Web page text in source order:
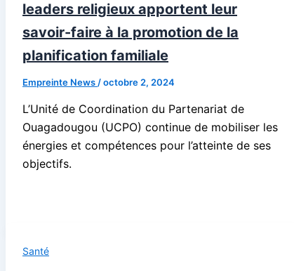
leaders religieux apportent leur
savoir-faire à la promotion de la
planification familiale
Empreinte News/octobre 2, 2024
L’Unité de Coordination du Partenariat de
Ouagadougou (UCPO) continue de mobiliser les
énergies et compétences pour l’atteinte de ses
objectifs.
Santé